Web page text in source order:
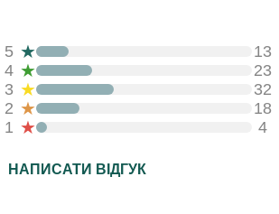
5 ★
13
4 ★
23
3 ★
32
2 ★
18
1 ★ 4
НАПИСАТИ ВІДГУК